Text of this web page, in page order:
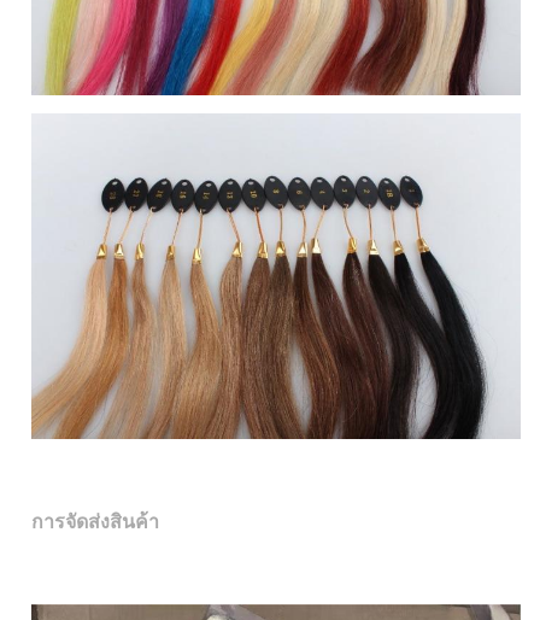
การจัดส่งสินค้า